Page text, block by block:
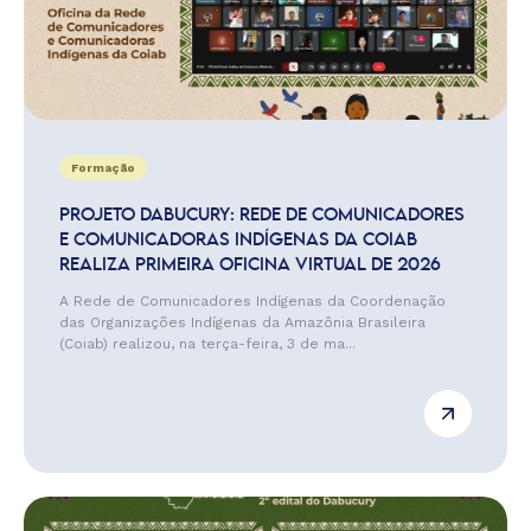
Formação
PROJETO DABUCURY: REDE DE COMUNICADORES
E COMUNICADORAS INDÍGENAS DA COIAB
REALIZA PRIMEIRA OFICINA VIRTUAL DE 2026
A Rede de Comunicadores Indígenas da Coordenação
das Organizações Indígenas da Amazônia Brasileira
(Coiab) realizou, na terça-feira, 3 de ma...